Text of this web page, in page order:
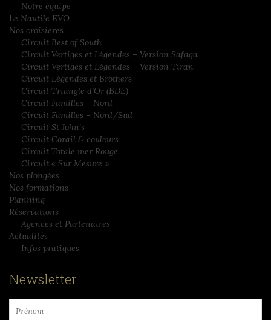
Notre équipe
Le Nautile EVO
Nos croisières
Circuit Best of South
Circuit Vertiges et Légendes – Version Safaga
Circuit Vertiges et Légendes – Version Tiran
Circuit Légendes et Brothers
Circuit Triangle d’Or (BDE)
Circuit Familles – Nord
Circuit Familles – Nord/Sud
Circuit St John’s
Circuit Corail & couleurs
Circuit Totale mer Rouge
Circuit « Sur Mesure »
Nos plongées
Nos formations
Planning
Réservations
Agences et Partenaires
Actualités
Infos pratiques
Newsletter